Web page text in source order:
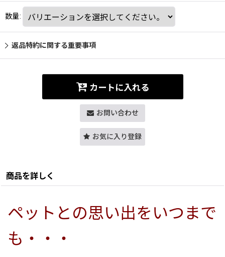
数量:
返品特約に関する重要事項
カートに入れる
お問い合わせ
お気に入り登録
商品を詳しく
ペットとの思い出をいつまで
も・・・